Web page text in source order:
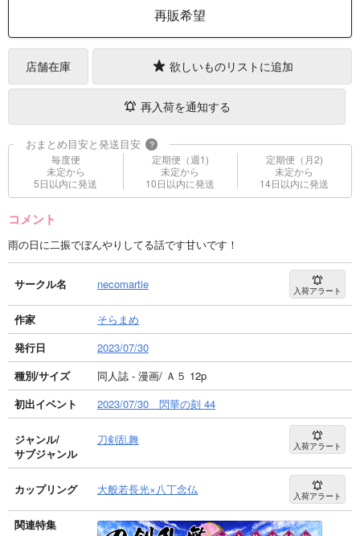
再販希望
店舗在庫 欲しいものリストに追加
再入荷を通知する
おまとめ目安と発送目安 ?
毎度便
未定から
5日以内に発送
定期便（週1)
未定から
10日以内に発送
定期便（月2)
未定から
14日以内に発送
コメント
雨の日に二振でぼんやりしてる話です甘いです！
サークル名 necomartie 入荷アラート
作家
そらまめ
発行日
2023/07/30
種別/サイズ
同人誌 - 漫画/ Ａ５ 12p
初出イベント
2023/07/30 閃華の刻 44
ジャンル/
サブジャンル
刀剣乱舞 入荷アラート
カップリング 大般若長光×八丁念仏 入荷アラート
関連特集